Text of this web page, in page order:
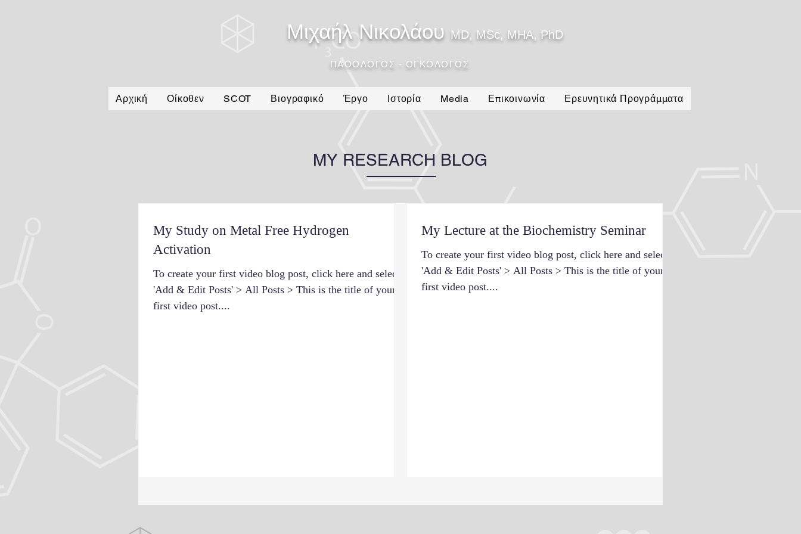
Αρχική Οίκοθεν SCOT Βιογραφικό Έργο Ιστορία Media Επικοινωνία Ερευνητικά Προγράμματα
Μιχαήλ Νικολάου MD, MSc, MHA, PhD
MY RESEARCH BLOG
My Study on Metal Free Hydrogen
Activation
To create your first video blog post, click here and select
'Add & Edit Posts' > All Posts > This is the title of your
first video post....
My Lecture at the Biochemistry Seminar
To create your first video blog post, click here and select
'Add & Edit Posts' > All Posts > This is the title of your
first video post....
ΠΑΘΟΛΟΓΟΣ - ΟΓΚΟΛΟΓΟΣ